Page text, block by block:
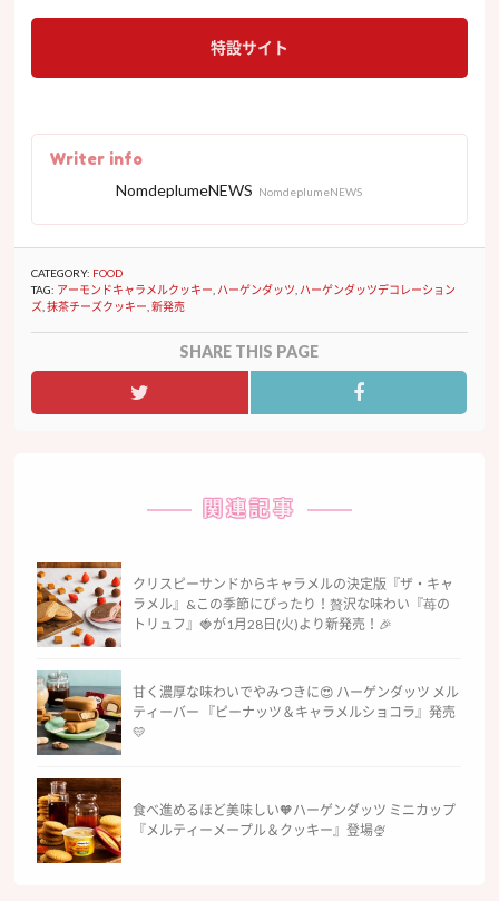
特設サイト
Writer info
NomdeplumeNEWS NomdeplumeNEWS
CATEGORY: FOOD
TAG: アーモンドキャラメルクッキー ハーゲンダッツ ハーゲンダッツデコレーション
ズ ,抹茶チーズクッキー ,新発売
SHARE THIS PAGE
関連記事
クリスピーサンドからキャラメルの決定版『ザ・キャ
ラメル』&この季節にぴったり！贅沢な味わい『苺の
トリュフ』🍓が1月28日(火)より新発売！🎉
甘く濃厚な味わいでやみつきに😍 ハーゲンダッツ メル
ティーバー 『ピーナッツ＆キャラメルショコラ』発売
💛
食べ進めるほど美味しい🧡ハーゲンダッツ ミニカップ
『メルティーメープル＆クッキー』登場🍨